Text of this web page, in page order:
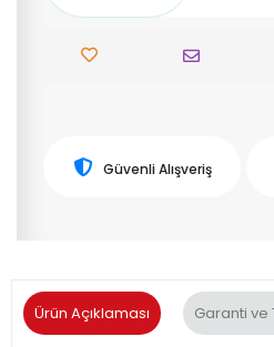
Güvenli Alışveriş
Ürün Açıklaması Garanti ve